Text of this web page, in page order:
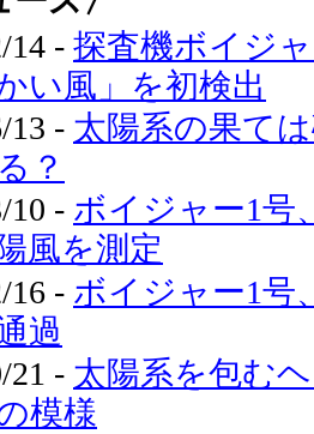
14 - 探査機ボイジ
い風」を初検出
13 - 太陽系の果て
？
10 - ボイジャー1号
風を測定
16 - ボイジャー1号
過
21 - 太陽系を包む
模様